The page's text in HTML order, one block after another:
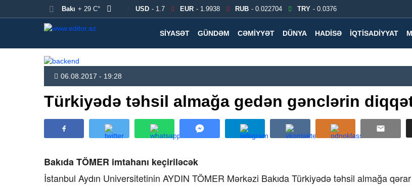
Bakı + 29 C° USD - 1.7 EUR - 1.9938 RUB - 0.022704 TRY - 0.0376
SIYASƏT GÜNDƏM CƏMIYYƏT DÜNYA HADISƏ İQTISADIYYAT
06.08.2017 - 19:28
Türkiyədə təhsil almağa gedən gənclərin
Bakıda TÖMER imtahanı keçiriləcək
İstanbul Aydın Universitetinin AYDIN TÖMER Mərkəzi Bakıda Türkiyədə təhsil almağa